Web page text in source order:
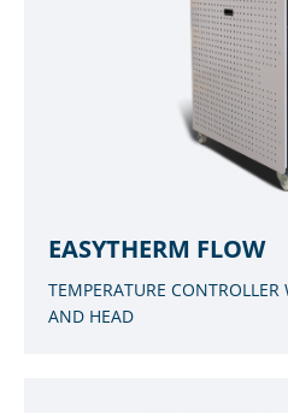
EASYTHERM FLOW
TEMPERATURE
AND HEAD